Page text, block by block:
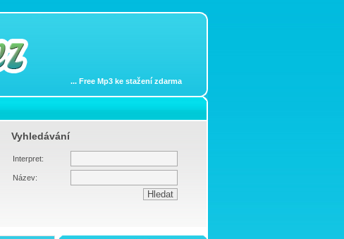
... Free Mp3 ke stažení zdarma
Vyhledávání
Interpret:
Název: